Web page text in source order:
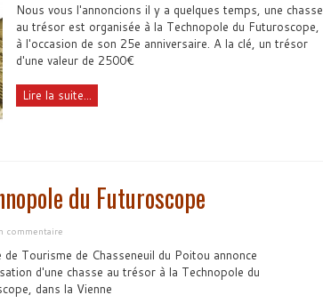
Nous vous l'annoncions il y a quelques temps, une chasse
au trésor est organisée à la Technopole du Futuroscope,
à l'occasion de son 25e anniversaire. A la clé, un trésor
d'une valeur de 2500€
Lire la suite...
du Futuroscope
commentaire
de Tourisme de Chasseneuil du Poitou annonce
d'une chasse au trésor à la Technopole du
dans la Vienne